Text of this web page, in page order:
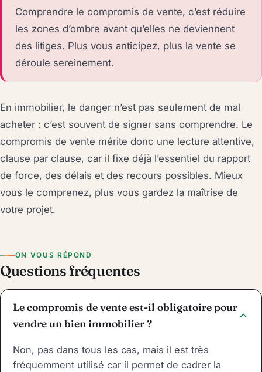
Comprendre le compromis de vente, c’est réduire
les zones d’ombre avant qu’elles ne deviennent
des litiges. Plus vous anticipez, plus la vente se
déroule sereinement.
En immobilier, le danger n’est pas seulement de mal
acheter : c’est souvent de signer sans comprendre. Le
compromis de vente mérite donc une lecture attentive,
clause par clause, car il fixe déjà l’essentiel du rapport
de force, des délais et des recours possibles. Mieux
vous le comprenez, plus vous gardez la maîtrise de
votre projet.
ON VOUS RÉPOND
Questions fréquentes
Le compromis de vente est-il obligatoire pour
vendre un bien immobilier ?
Non, pas dans tous les cas, mais il est très
fréquemment utilisé car il permet de cadrer la